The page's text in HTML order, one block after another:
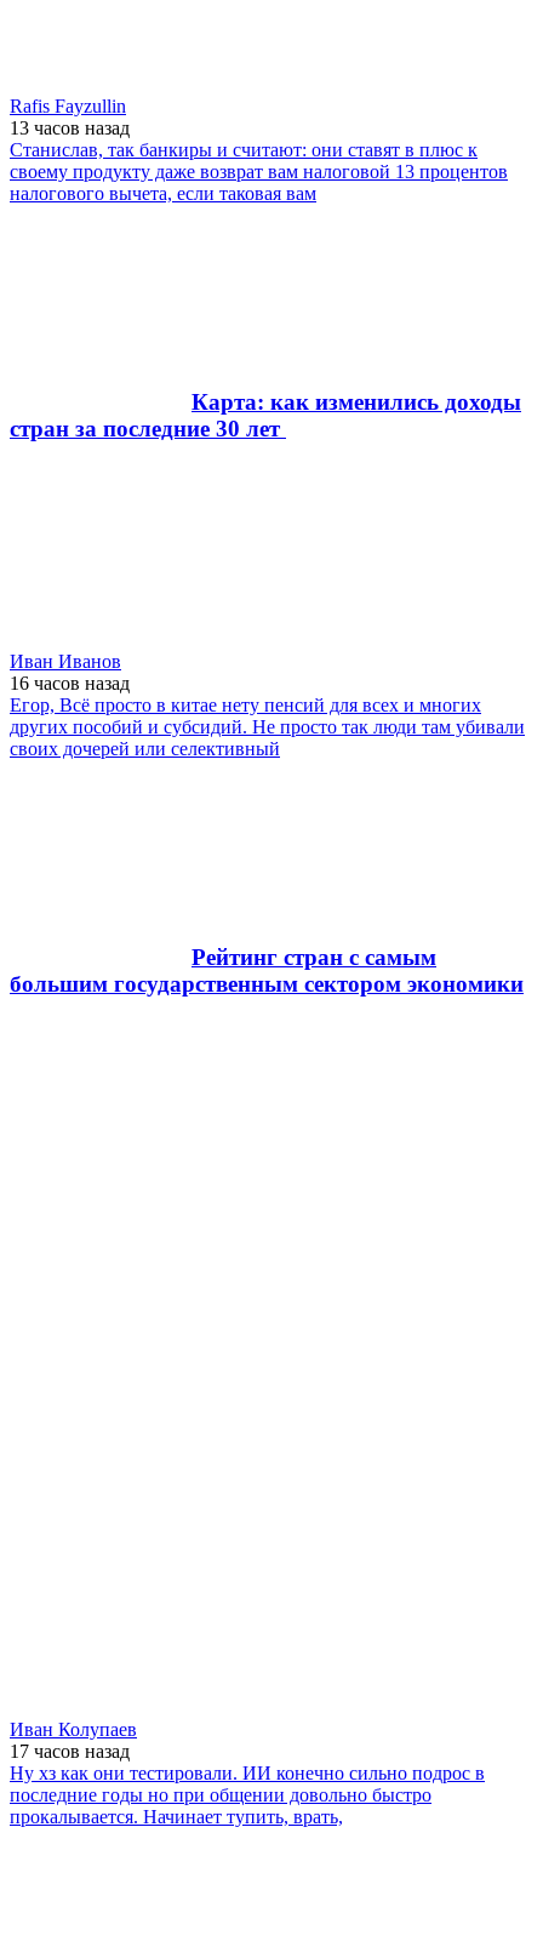
Rafis Fayzullin
13 часов назад
Станислав, так банкиры и считают: они ставят в плюс к
своему продукту даже возврат вам налоговой 13 процентов
налогового вычета, если таковая вам
Карта: как изменились доходы
стран за последние 30 лет
Иван Иванов
16 часов назад
Егор, Всё просто в китае нету пенсий для всех и многих
других пособий и субсидий. Не просто так люди там убивали
своих дочерей или селективный
Рейтинг стран с самым
большим государственным сектором экономики
Иван Колупаев
17 часов назад
Ну хз как они тестировали. ИИ конечно сильно подрос в
последние годы но при общении довольно быстро
прокалывается. Начинает тупить, врать,